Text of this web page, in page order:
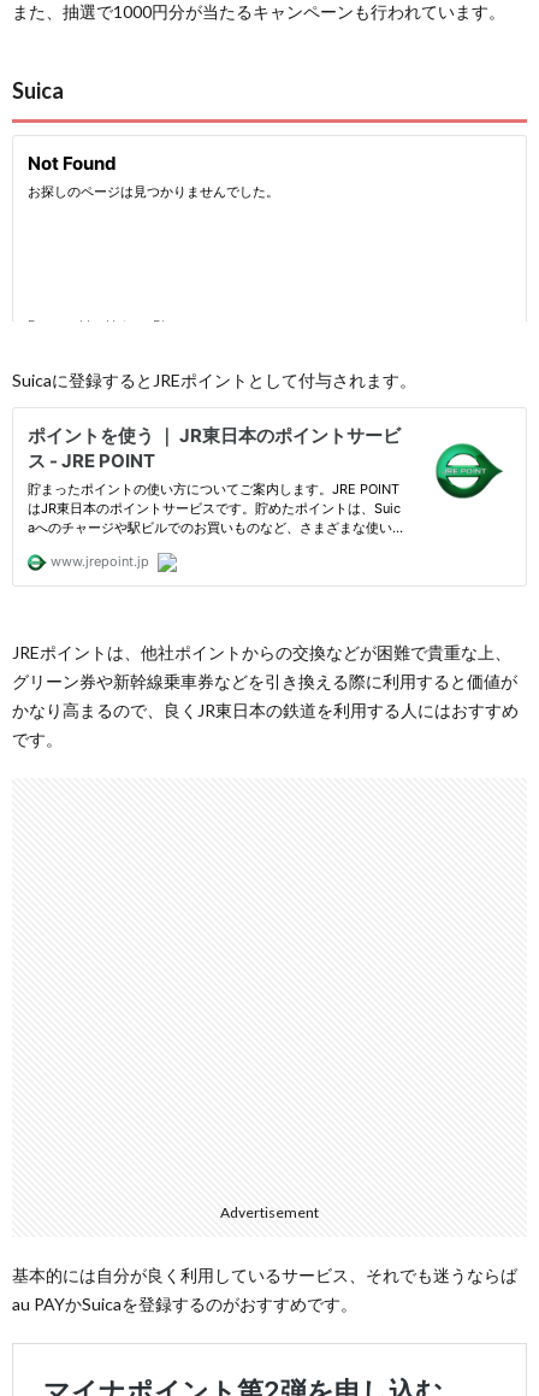
また、抽選で1000円分が当たるキャンペーンも行われています。
Suica
Suicaに登録するとJREポイントとして付与されます。
JREポイントは、他社ポイントからの交換などが困難で貴重な上、
グリーン券や新幹線乗車券などを引き換える際に利用すると価値が
かなり高まるので、良くJR東日本の鉄道を利用する人にはおすすめ
です。
Advertisement
基本的には自分が良く利用しているサービス、それでも迷うならば
au PAYかSuicaを登録するのがおすすめです。